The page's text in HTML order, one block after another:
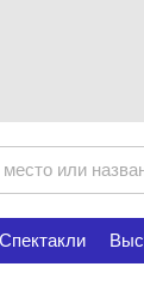
Спектакли